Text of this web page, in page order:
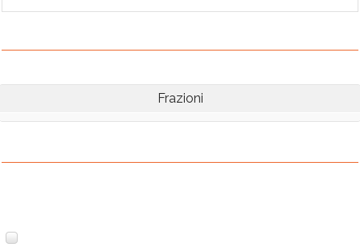
Frazioni